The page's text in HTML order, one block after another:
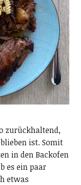
zurückhaltend,
ist. Somit
in den Backofen
es ein paar
etwas